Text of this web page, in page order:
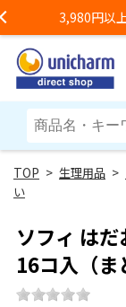
3,980円以
> 生理用品 >
い
ソフィ は
16コ入（ま